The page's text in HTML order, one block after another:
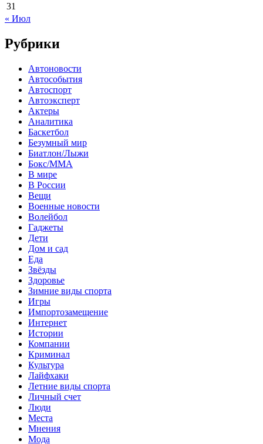
31
« Июл
Рубрики
Автоновости
Автособытия
Автоспорт
Автоэксперт
Актеры
Аналитика
Баскетбол
Безумный мир
Биатлон/Лыжи
Бокс/MMA
В мире
В России
Вещи
Военные новости
Волейбол
Гаджеты
Дети
Дом и сад
Еда
Звёзды
Здоровье
Зимние виды спорта
Игры
Импортозамещение
Интернет
Истории
Компании
Криминал
Культура
Лайфхаки
Летние виды спорта
Личный счет
Люди
Места
Мнения
Мода